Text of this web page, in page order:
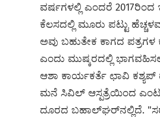
ವರ್ಷಗಳಲ್ಲಿ ಎಂದರೆ
ಕೆಲಸದಲ್ಲಿ ಮೂರು ಪಟ್ಟು
ಅವು ಬಹುತೇಕ ಕಾಗದ
ಎಂದು ಮುಷ್ಕರದಲ್ಲಿ
ಆಶಾ ಕಾರ್ಯಕರ್ತೆ ಛಾವಿ ಕಶ್ಯಪ್‌
ಮನೆ ಸಿವಿಲ್‌ ಆಸ್ಪತ್ರೆಯಿಂದ
ದೂರದ ಬಹಾಲ್‌ಘರ್‌ನಲ್ಲಿದೆ.